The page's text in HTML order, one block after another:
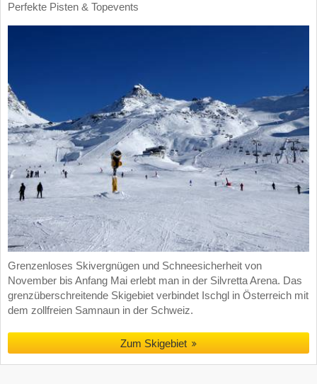
Perfekte Pisten & Topevents
Grenzenloses Skivergnügen und Schneesicherheit von
November bis Anfang Mai erlebt man in der Silvretta Arena. Das
grenzüberschreitende Skigebiet verbindet Ischgl in Österreich mit
dem zollfreien Samnaun in der Schweiz.
Zum Skigebiet